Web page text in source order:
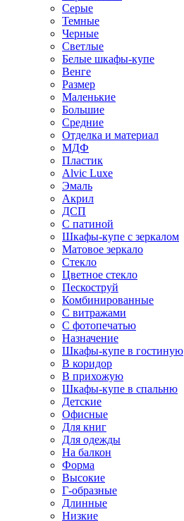
Серые
Темные
Черные
Светлые
Белые шкафы-купе
Венге
Размер
Маленькие
Большие
Средние
Отделка и материал
МДФ
Пластик
Alvic Luxe
Эмаль
Акрил
ДСП
С патиной
Шкафы-купе с зеркалом
Матовое зеркало
Стекло
Цветное стекло
Пескоструй
Комбинированные
С витражами
С фотопечатью
Назначение
Шкафы-купе в гостиную
В коридор
В прихожую
Шкафы-купе в спальню
Детские
Офисные
Для книг
Для одежды
На балкон
Форма
Высокие
Г-образные
Длинные
Низкие